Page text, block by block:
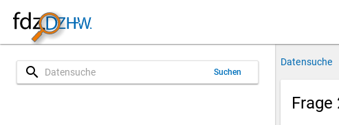
search Suchen
Datensuche
Frage